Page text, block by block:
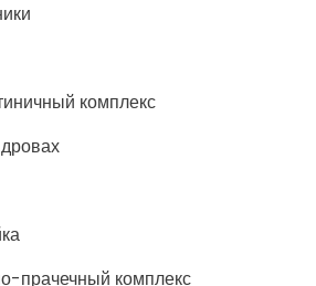
комплекс
прачечный комплекс